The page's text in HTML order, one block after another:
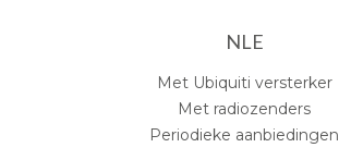
NLE
Met Ubiquiti versterker
Met radiozenders
Periodieke aanbiedingen